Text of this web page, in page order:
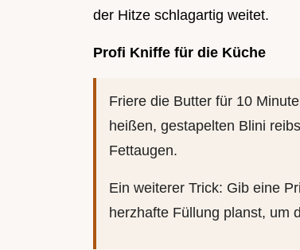
der Hitze schlagartig weitet.
Profi Kniffe für die Küche
Friere die Butter für 10
heißen, gestapelten Blini
Fettaugen.
Ein weiterer Trick: Gib eine
herzhafte Füllung planst, um